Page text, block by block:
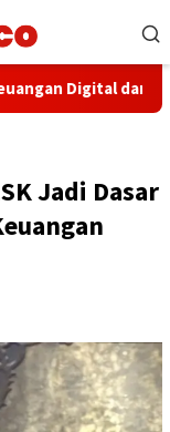
dan Bijak
Jadi Dasar